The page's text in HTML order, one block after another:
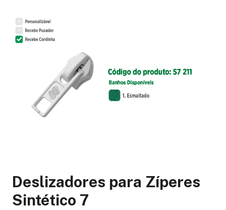
Deslizadores para Zíperes
Sintético 7